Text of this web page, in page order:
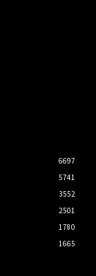
6697
5741
3552
2501
1780
1665